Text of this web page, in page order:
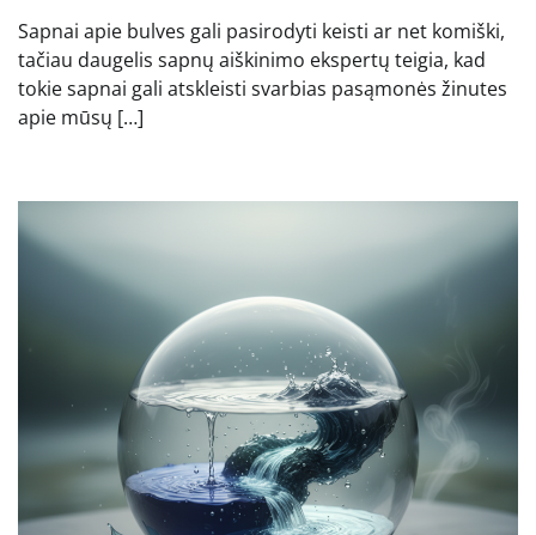
Sapnai apie bulves gali pasirodyti keisti ar net komiški,
tačiau daugelis sapnų aiškinimo ekspertų teigia, kad
tokie sapnai gali atskleisti svarbias pasąmonės žinutes
apie mūsų […]